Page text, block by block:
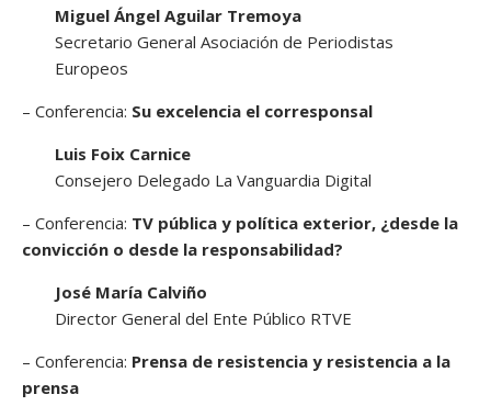
Miguel Ángel Aguilar Tremoya
Secretario General Asociación de Periodistas
Europeos
– Conferencia: Su excelencia el corresponsal
Luis Foix Carnice
Consejero Delegado La Vanguardia Digital
– Conferencia: TV pública y política exterior, ¿desde la
convicción o desde la responsabilidad?
José María Calviño
Director General del Ente Público RTVE
– Conferencia: Prensa de resistencia y resistencia a la
prensa